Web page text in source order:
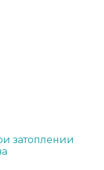
затоплении